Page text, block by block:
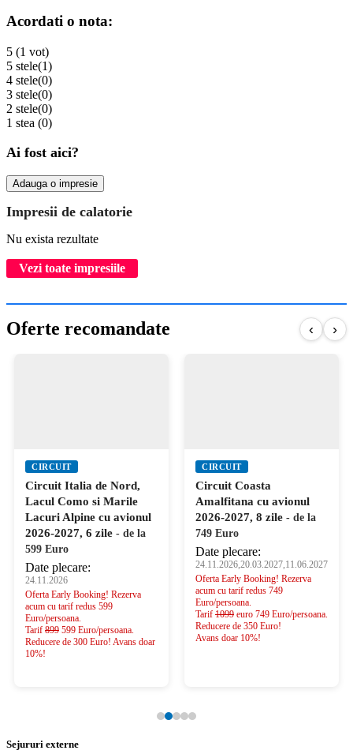
Acordati o nota:
5 (1 vot)
5 stele(1)
4 stele(0)
3 stele(0)
2 stele(0)
1 stea (0)
Ai fost aici?
Adauga o impresie
Impresii de calatorie
Nu exista rezultate
Vezi toate impresiile
Oferte recomandate ‹ ›
CIRCUIT
Circuit Italia de Nord,
Lacul Como si Marile
Lacuri Alpine cu avionul
2026-2027, 6 zile - de la
599 Euro
Date plecare:
24.11.2026
Oferta Early Booking! Rezerva
acum cu tarif redus 599
Euro/persoana.
Tarif 899 599 Euro/persoana.
Reducere de 300 Euro! Avans doar
10%!
CIRCUIT
Circuit Coasta
Amalfitana cu avionul
2026-2027, 8 zile - de la
749 Euro
Date plecare:
24.11.2026,20.03.2027,11.06.2027
Oferta Early Booking! Rezerva
acum cu tarif redus 749
Euro/persoana.
Tarif 1099 euro 749 Euro/persoana.
Reducere de 350 Euro!
Avans doar 10%!
Sejururi externe